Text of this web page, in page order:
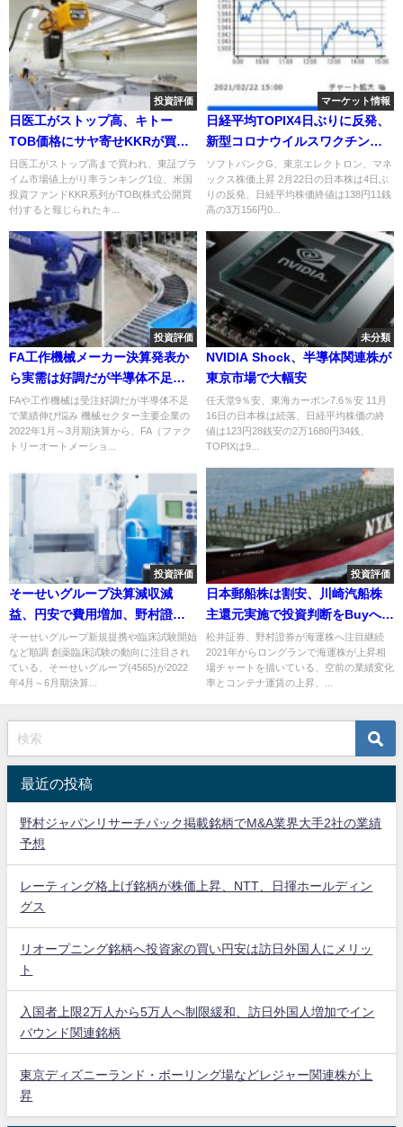
投資評価
日医工がストップ高、キトー
TOB価格にサヤ寄せKKRが買収
表明
日医工がストップ高まで買われ、東証プラ
イム市場値上がり率ランキング1位、米国
投資ファンドKKR系列がTOB(株式公開買
付)すると報じられたキ...
マーケット情報
日経平均TOPIX4日ぶりに反発、
新型コロナウイルスワクチン普
及開始
ソフトバンクG、東京エレクトロン、マネ
ックス株価上昇 2月22日の日本株は4日ぶ
りの反発、日経平均株価終値は138円11銭
高の3万156円0...
投資評価
FA工作機械メーカー決算発表か
ら実需は好調だが半導体不足が
影響
FAや工作機械は受注好調だが半導体不足
で業績伸び悩み 機械セクター主要企業の
2022年1月～3月期決算から、FA（ファク
トリーオートメーショ...
未分類
NVIDIA Shock、半導体関連株が
東京市場で大幅安
任天堂9％安、東海カーボン7.6％安 11月
16日の日本株は続落、日経平均株価の終
値は123円28銭安の2万1680円34銭、
TOPIXは9...
投資評価
そーせいグループ決算減収減
益、円安で費用増加、野村證券
が目標株価引き下げ
そーせいグループ新規提携や臨床試験開始
など順調 創薬臨床試験の動向に注目され
ている、そーせいグループ(4565)が2022
年4月～6月期決算...
投資評価
日本郵船株は割安、川崎汽船株
主還元実施で投資判断をBuyへ引
き上げ
松井証券、野村證券が海運株へ注目継続
2021年からロングランで海運株が上昇相
場チャートを描いている、空前の業績変化
率とコンテナ運賃の上昇、...
最近の投稿
野村ジャパンリサーチパック掲載銘柄でM&A業界大手2社の業績
予想
レーティング格上げ銘柄が株価上昇、NTT、日揮ホールディン
グス
リオープニング銘柄へ投資家の買い円安は訪日外国人にメリッ
ト
入国者上限2万人から5万人へ制限緩和、訪日外国人増加でイン
バウンド関連銘柄
東京ディズニーランド・ボーリング場などレジャー関連株が上
昇